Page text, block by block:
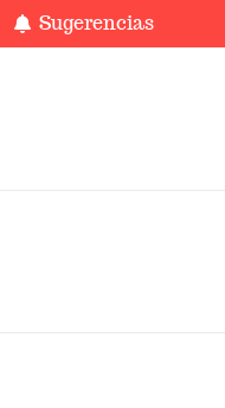
Sugerencias
de la versión móvil